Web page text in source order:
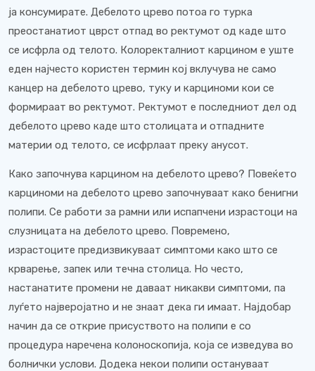
ја консумирате. Дебелото црево потоа го турка
преостанатиот цврст отпад во ректумот од каде што
се исфрла од телото. Колоректалниот карцином е уште
еден најчесто користен термин кој вклучува не само
канцер на дебелото црево, туку и карциноми кои се
формираат во ректумот. Ректумот е последниот дел од
дебелото црево каде што столицата и отпадните
материи од телото, се исфрлаат преку анусот.
Како започнува карцином на дебелото црево? Повеќето
карциноми на дебелото црево започнуваат како бенигни
полипи. Се работи за рамни или испапчени израстоци на
слузницата на дебелото црево. Повремено,
израстоците предизвикуваат симптоми како што се
крварење, запек или течна столица. Но често,
настанатите промени не даваат никакви симптоми, па
луѓето најверојатно и не знаат дека ги имаат. Најдобар
начин да се открие присуството на полипи е со
процедура наречена колоноскопија, која се изведува во
болнички услови. Додека некои полипи остануваат